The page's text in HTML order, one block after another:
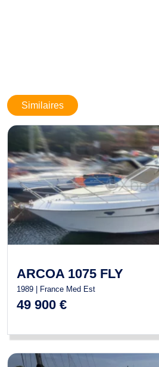
Similaires
ARCOA 1075 FLY
1989 | France Med Est
49 900 €